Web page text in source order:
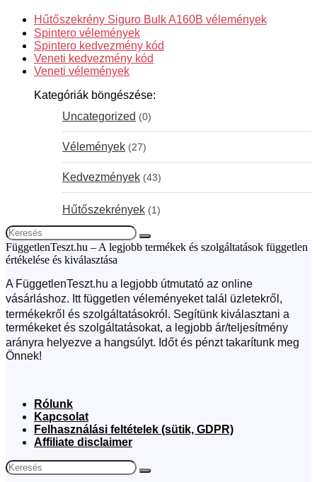
Hűtőszekrény Siguro Bulk A160B vélemények
Spintero vélemények
Spintero kedvezmény kód
Veneti kedvezmény kód
Veneti vélemények
Kategóriák böngészése:
Uncategorized (0)
Vélemények (27)
Kedvezmények (43)
Hűtőszekrények (1)
FüggetlenTeszt.hu – A legjobb termékek és szolgáltatások független
értékelése és kiválasztása
A FüggetlenTeszt.hu a legjobb útmutató az online
vásárláshoz. Itt független véleményeket talál üzletekről,
termékekről és szolgáltatásokról. Segítünk kiválasztani a
termékeket és szolgáltatásokat, a legjobb ár/teljesítmény
arányra helyezve a hangsúlyt. Időt és pénzt takarítunk meg
Önnek!
Rólunk
Kapcsolat
Felhasználási feltételek (sütik, GDPR)
Affiliate disclaimer